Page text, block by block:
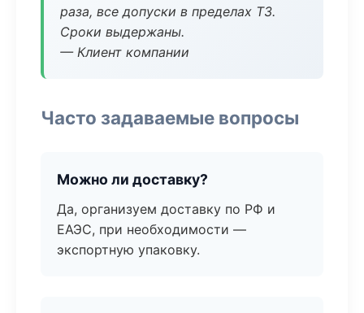
раза, все допуски в пределах ТЗ.
Сроки выдержаны.
— Клиент компании
Часто задаваемые вопросы
Можно ли доставку?
Да, организуем доставку по РФ и
ЕАЭС, при необходимости —
экспортную упаковку.